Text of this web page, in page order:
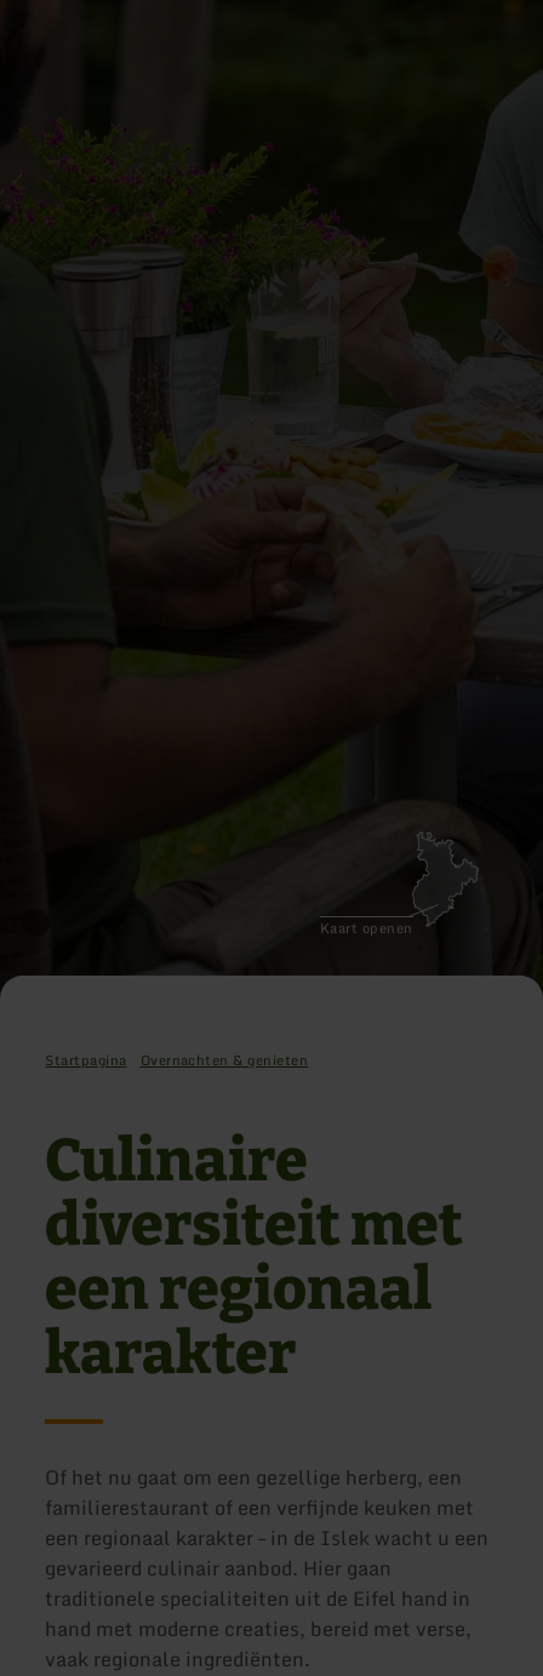
Kaart openen
Startpagina Overnachten & genieten
Culinaire
diversiteit met
een regionaal
karakter
Of het nu gaat om een gezellige herberg, een
familierestaurant of een verfijnde keuken met
een regionaal karakter – in de Islek wacht u een
gevarieerd culinair aanbod. Hier gaan
traditionele specialiteiten uit de Eifel hand in
hand met moderne creaties, bereid met verse,
vaak regionale ingrediënten.